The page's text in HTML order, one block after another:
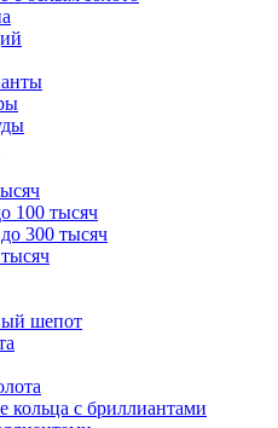
100 тысяч
300 тысяч
шепот
кольца с бриллиантами